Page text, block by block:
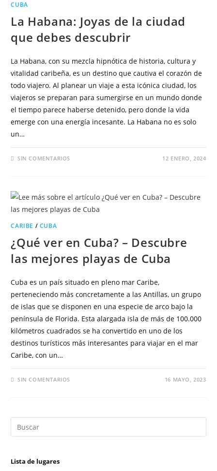
CUBA
La Habana: Joyas de la ciudad
que debes descubrir
La Habana, con su mezcla hipnótica de historia, cultura y
vitalidad caribeña, es un destino que cautiva el corazón de
todo viajero. Al planear un viaje a esta icónica ciudad, los
viajeros se preparan para sumergirse en un mundo donde
el tiempo parece haberse detenido, pero donde la vida
emerge con una energía incesante. La Habana no es solo
un…
SIN COMENTARIOS 12 ENERO, 2024
CARIBE / CUBA
¿Qué ver en Cuba? – Descubre
las mejores playas de Cuba
Cuba es un país situado en pleno mar Caribe,
perteneciendo más concretamente a las Antillas, un grupo
de islas que se disponen en una especie de arco bajo la
península de Florida. Esta alargada isla de más de 100.000
kilómetros cuadrados se ha convertido en uno de los
destinos turísticos más interesantes para viajar en el mar
Caribe, con un…
SIN COMENTARIOS 16 MAYO, 2023
Lista de lugares